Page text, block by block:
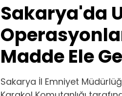
Sakarya'da
Madde Ele
Sakarya İl Emniyet